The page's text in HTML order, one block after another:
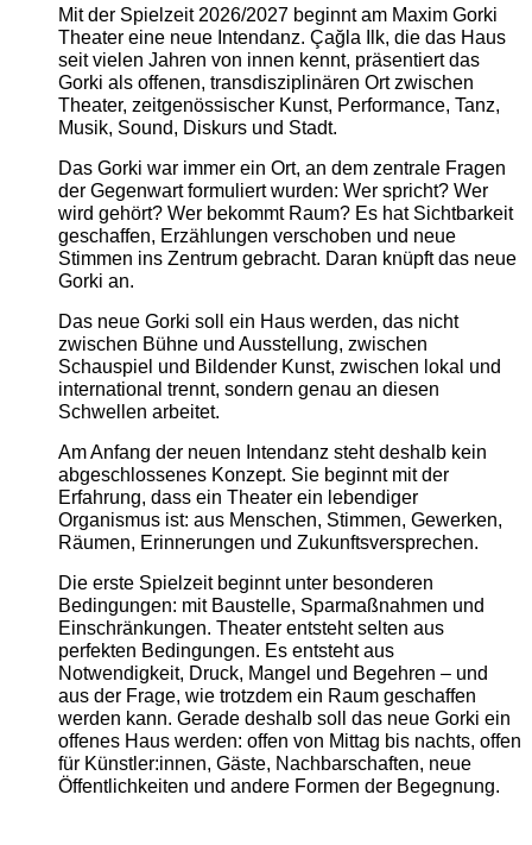
Mit der Spielzeit 2026/2027 beginnt am Maxim Gorki
Theater eine neue Intendanz. Çağla Ilk, die das Haus
seit vielen Jahren von innen kennt, präsentiert das
Gorki als offenen, transdisziplinären Ort zwischen
Theater, zeitgenössischer Kunst, Performance, Tanz,
Musik, Sound, Diskurs und Stadt.
Das Gorki war immer ein Ort, an dem zentrale Fragen
der Gegenwart formuliert wurden: Wer spricht? Wer
wird gehört? Wer bekommt Raum? Es hat Sichtbarkeit
geschaffen, Erzählungen verschoben und neue
Stimmen ins Zentrum gebracht. Daran knüpft das neue
Gorki an.
Das neue Gorki soll ein Haus werden, das nicht
zwischen Bühne und Ausstellung, zwischen
Schauspiel und Bildender Kunst, zwischen lokal und
international trennt, sondern genau an diesen
Schwellen arbeitet.
Am Anfang der neuen Intendanz steht deshalb kein
abgeschlossenes Konzept. Sie beginnt mit der
Erfahrung, dass ein Theater ein lebendiger
Organismus ist: aus Menschen, Stimmen, Gewerken,
Räumen, Erinnerungen und Zukunftsversprechen.
Die erste Spielzeit beginnt unter besonderen
Bedingungen: mit Baustelle, Sparmaßnahmen und
Einschränkungen. Theater entsteht selten aus
perfekten Bedingungen. Es entsteht aus
Notwendigkeit, Druck, Mangel und Begehren – und
aus der Frage, wie trotzdem ein Raum geschaffen
werden kann. Gerade deshalb soll das neue Gorki ein
offenes Haus werden: offen von Mittag bis nachts, offen
für Künstler:innen, Gäste, Nachbarschaften, neue
Öffentlichkeiten und andere Formen der Begegnung.